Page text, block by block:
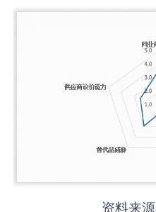
资料来